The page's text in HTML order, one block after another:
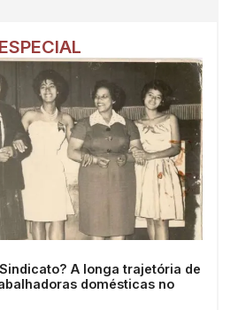
ESPECIAL
A longa trajetória de
domésticas no